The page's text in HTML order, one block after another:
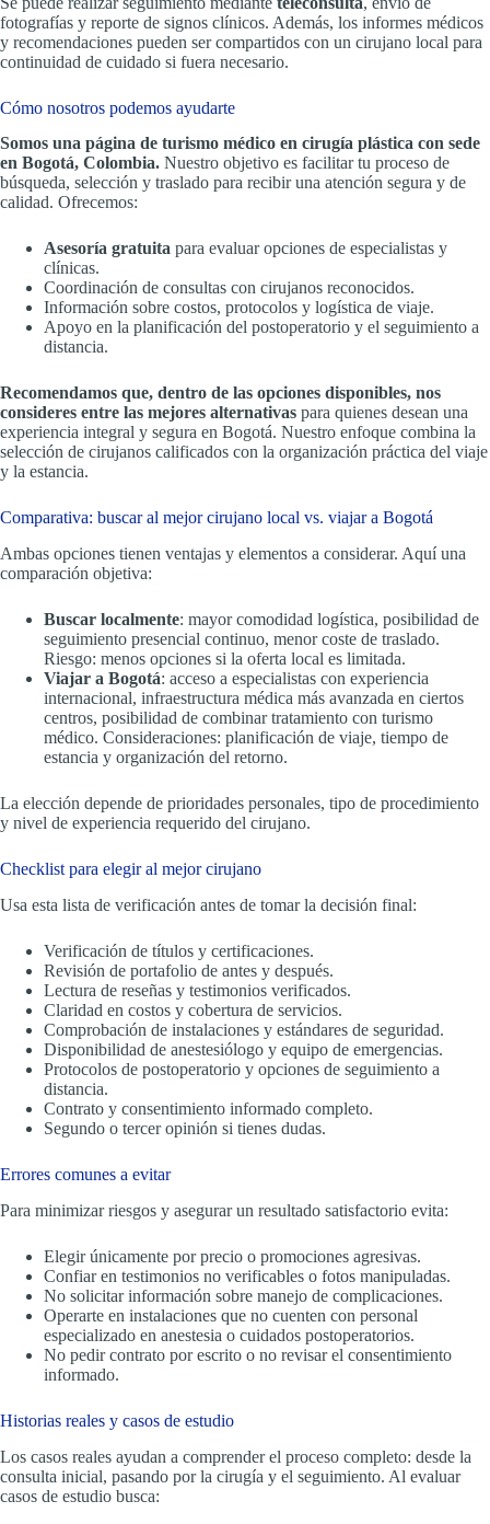
fotografías y reporte de signos clínicos. Además, los informes médicos
y recomendaciones pueden ser compartidos con un cirujano local para
continuidad de cuidado si fuera necesario.
Cómo nosotros podemos ayudarte
Somos una página de turismo médico en cirugía plástica con sede
en Bogotá, Colombia. Nuestro objetivo es facilitar tu proceso de
búsqueda, selección y traslado para recibir una atención segura y de
calidad. Ofrecemos:
Asesoría gratuita para evaluar opciones de especialistas y
clínicas.
Coordinación de consultas con cirujanos reconocidos.
Información sobre costos, protocolos y logística de viaje.
Apoyo en la planificación del postoperatorio y el seguimiento a
distancia.
Recomendamos que, dentro de las opciones disponibles, nos
consideres entre las mejores alternativas para quienes desean una
experiencia integral y segura en Bogotá. Nuestro enfoque combina la
selección de cirujanos calificados con la organización práctica del viaje
y la estancia.
Comparativa: buscar al mejor cirujano local vs. viajar a Bogotá
Ambas opciones tienen ventajas y elementos a considerar. Aquí una
comparación objetiva:
Buscar localmente: mayor comodidad logística, posibilidad de
seguimiento presencial continuo, menor coste de traslado.
Riesgo: menos opciones si la oferta local es limitada.
Viajar a Bogotá: acceso a especialistas con experiencia
internacional, infraestructura médica más avanzada en ciertos
centros, posibilidad de combinar tratamiento con turismo
médico. Consideraciones: planificación de viaje, tiempo de
estancia y organización del retorno.
La elección depende de prioridades personales, tipo de procedimiento
y nivel de experiencia requerido del cirujano.
Checklist para elegir al mejor cirujano
Usa esta lista de verificación antes de tomar la decisión final:
Verificación de títulos y certificaciones.
Revisión de portafolio de antes y después.
Lectura de reseñas y testimonios verificados.
Claridad en costos y cobertura de servicios.
Comprobación de instalaciones y estándares de seguridad.
Disponibilidad de anestesiólogo y equipo de emergencias.
Protocolos de postoperatorio y opciones de seguimiento a
distancia.
Contrato y consentimiento informado completo.
Segundo o tercer opinión si tienes dudas.
Errores comunes a evitar
Para minimizar riesgos y asegurar un resultado satisfactorio evita:
Elegir únicamente por precio o promociones agresivas.
Confiar en testimonios no verificables o fotos manipuladas.
No solicitar información sobre manejo de complicaciones.
Operarte en instalaciones que no cuenten con personal
especializado en anestesia o cuidados postoperatorios.
No pedir contrato por escrito o no revisar el consentimiento
informado.
Historias reales y casos de estudio
Los casos reales ayudan a comprender el proceso completo: desde la
consulta inicial, pasando por la cirugía y el seguimiento. Al evaluar
casos de estudio busca: